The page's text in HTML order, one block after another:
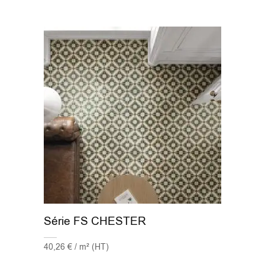
Série FS CHESTER
40,26 € / m² (HT)